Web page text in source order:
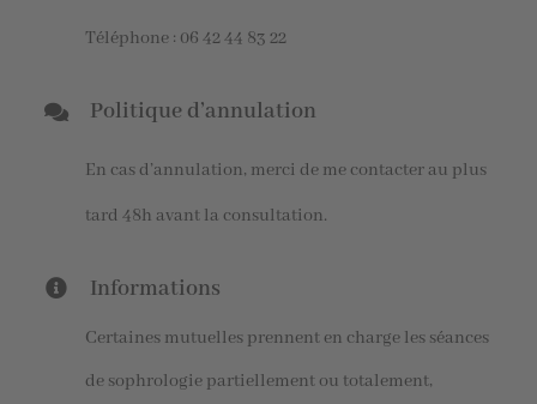
Téléphone : 06 42 44 83 22
Politique d’annulation
En cas d’annulation, merci de me contacter au plus
tard 48h avant la consultation.
Informations
Certaines mutuelles prennent en charge les séances
de sophrologie partiellement ou totalement,